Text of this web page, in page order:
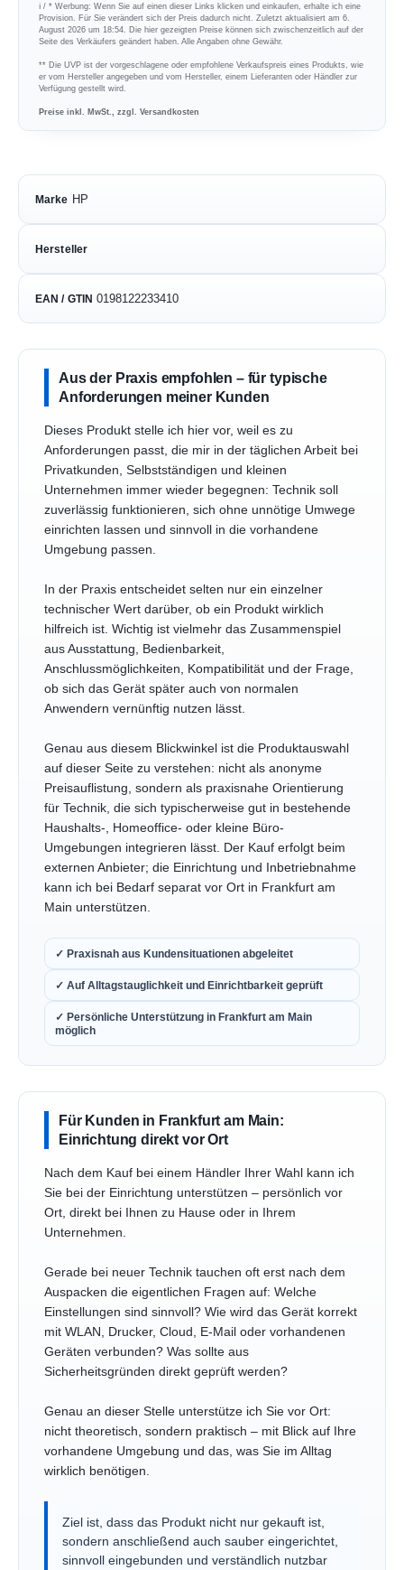
ℹ︎ / * Werbung: Wenn Sie auf einen dieser Links klicken und einkaufen, erhalte ich eine
Provision. Für Sie verändert sich der Preis dadurch nicht. Zuletzt aktualisiert am 6.
August 2026 um 18:54. Die hier gezeigten Preise können sich zwischenzeitlich auf der
Seite des Verkäufers geändert haben. Alle Angaben ohne Gewähr.
** Die UVP ist der vorgeschlagene oder empfohlene Verkaufspreis eines Produkts, wie
er vom Hersteller angegeben und vom Hersteller, einem Lieferanten oder Händler zur
Verfügung gestellt wird.
Preise inkl. MwSt., zzgl. Versandkosten
Marke HP
Hersteller
EAN / GTIN 0198122233410
Aus der Praxis empfohlen – für typische
Anforderungen meiner Kunden
Dieses Produkt stelle ich hier vor, weil es zu
Anforderungen passt, die mir in der täglichen Arbeit bei
Privatkunden, Selbstständigen und kleinen
Unternehmen immer wieder begegnen: Technik soll
zuverlässig funktionieren, sich ohne unnötige Umwege
einrichten lassen und sinnvoll in die vorhandene
Umgebung passen.
In der Praxis entscheidet selten nur ein einzelner
technischer Wert darüber, ob ein Produkt wirklich
hilfreich ist. Wichtig ist vielmehr das Zusammenspiel
aus Ausstattung, Bedienbarkeit,
Anschlussmöglichkeiten, Kompatibilität und der Frage,
ob sich das Gerät später auch von normalen
Anwendern vernünftig nutzen lässt.
Genau aus diesem Blickwinkel ist die Produktauswahl
auf dieser Seite zu verstehen: nicht als anonyme
Preisauflistung, sondern als praxisnahe Orientierung
für Technik, die sich typischerweise gut in bestehende
Haushalts-, Homeoffice- oder kleine Büro-
Umgebungen integrieren lässt. Der Kauf erfolgt beim
externen Anbieter; die Einrichtung und Inbetriebnahme
kann ich bei Bedarf separat vor Ort in Frankfurt am
Main unterstützen.
✓ Praxisnah aus Kundensituationen abgeleitet
✓ Auf Alltagstauglichkeit und Einrichtbarkeit geprüft
✓ Persönliche Unterstützung in Frankfurt am Main
möglich
Für Kunden in Frankfurt am Main:
Einrichtung direkt vor Ort
Nach dem Kauf bei einem Händler Ihrer Wahl kann ich
Sie bei der Einrichtung unterstützen – persönlich vor
Ort, direkt bei Ihnen zu Hause oder in Ihrem
Unternehmen.
Gerade bei neuer Technik tauchen oft erst nach dem
Auspacken die eigentlichen Fragen auf: Welche
Einstellungen sind sinnvoll? Wie wird das Gerät korrekt
mit WLAN, Drucker, Cloud, E-Mail oder vorhandenen
Geräten verbunden? Was sollte aus
Sicherheitsgründen direkt geprüft werden?
Genau an dieser Stelle unterstütze ich Sie vor Ort:
nicht theoretisch, sondern praktisch – mit Blick auf Ihre
vorhandene Umgebung und das, was Sie im Alltag
wirklich benötigen.
Ziel ist, dass das Produkt nicht nur gekauft ist,
sondern anschließend auch sauber eingerichtet,
sinnvoll eingebunden und verständlich nutzbar